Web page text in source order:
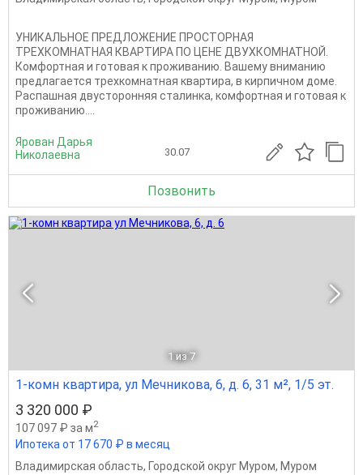
УНИКАЛЬНОЕ ПРЕДЛОЖЕНИЕ ПРОСТОРНАЯ
ТРЕХКОМНАТНАЯ КВАРТИРА ПО ЦЕНЕ ДВУХКОМНАТНОЙ.
Комфортная и готовая к проживанию. Вашему вниманию
предлагается трехкомнатная квартира, в кирпичном доме.
Распашная двусторонняя сталинка, комфортная и готовая к
проживанию....
Ярован Дарья
Николаевна
30.07
Позвонить
1 из 7
1-комн квартира, ул Мечникова, 6, д. 6, 31 м², 1/5 эт.
3 320 000 ₽
107 097 ₽ за м2
Ипотека от 17 670 ₽ в месяц
Владимирская область, Городской округ Муром, Муром